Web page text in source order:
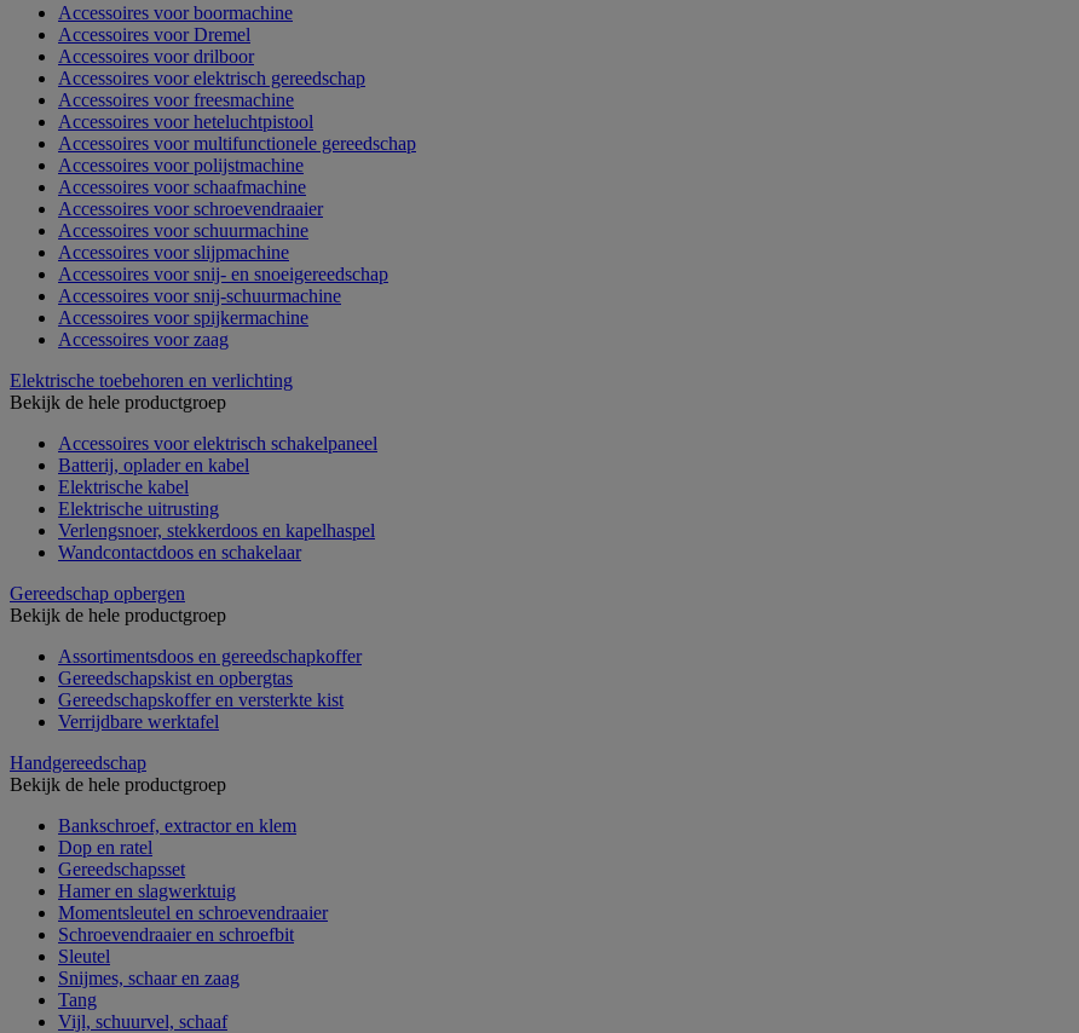
Accessoires voor boormachine
Accessoires voor Dremel
Accessoires voor drilboor
Accessoires voor elektrisch gereedschap
Accessoires voor freesmachine
Accessoires voor heteluchtpistool
Accessoires voor multifunctionele gereedschap
Accessoires voor polijstmachine
Accessoires voor schaafmachine
Accessoires voor schroevendraaier
Accessoires voor schuurmachine
Accessoires voor slijpmachine
Accessoires voor snij- en snoeigereedschap
Accessoires voor snij-schuurmachine
Accessoires voor spijkermachine
Accessoires voor zaag
Elektrische toebehoren en verlichting
Bekijk de hele productgroep
Accessoires voor elektrisch schakelpaneel
Batterij, oplader en kabel
Elektrische kabel
Elektrische uitrusting
Verlengsnoer, stekkerdoos en kapelhaspel
Wandcontactdoos en schakelaar
Gereedschap opbergen
Bekijk de hele productgroep
Assortimentsdoos en gereedschapkoffer
Gereedschapskist en opbergtas
Gereedschapskoffer en versterkte kist
Verrijdbare werktafel
Handgereedschap
Bekijk de hele productgroep
Bankschroef, extractor en klem
Dop en ratel
Gereedschapsset
Hamer en slagwerktuig
Momentsleutel en schroevendraaier
Schroevendraaier en schroefbit
Sleutel
Snijmes, schaar en zaag
Tang
Vijl, schuurvel, schaaf